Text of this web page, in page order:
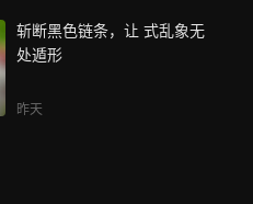
斩断黑色链条，让 式乱象无
处遁形
昨天